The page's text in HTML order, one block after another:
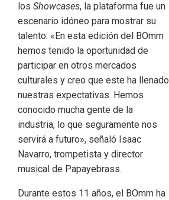
los Showcases, la plataforma fue un
escenario idóneo para mostrar su
talento: «En esta edición del BOmm
hemos tenido la oportunidad de
participar en otros mercados
culturales y creo que este ha llenado
nuestras expectativas. Hemos
conocido mucha gente de la
industria, lo que seguramente nos
servirá a futuro», señaló Isaac
Navarro, trompetista y director
musical de Papayebrass.
Durante estos 11 años, el BOmm ha